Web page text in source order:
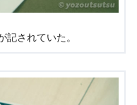
記されていた。